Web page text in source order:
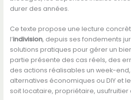
durer des années.
Ce texte propose une lecture
l’indivision, depuis ses fondements
solutions pratiques pour gérer un
partie présente des cas réels, des
des actions réalisables un week-
alternatives économiques ou DIY et
soit locataire, propriétaire,